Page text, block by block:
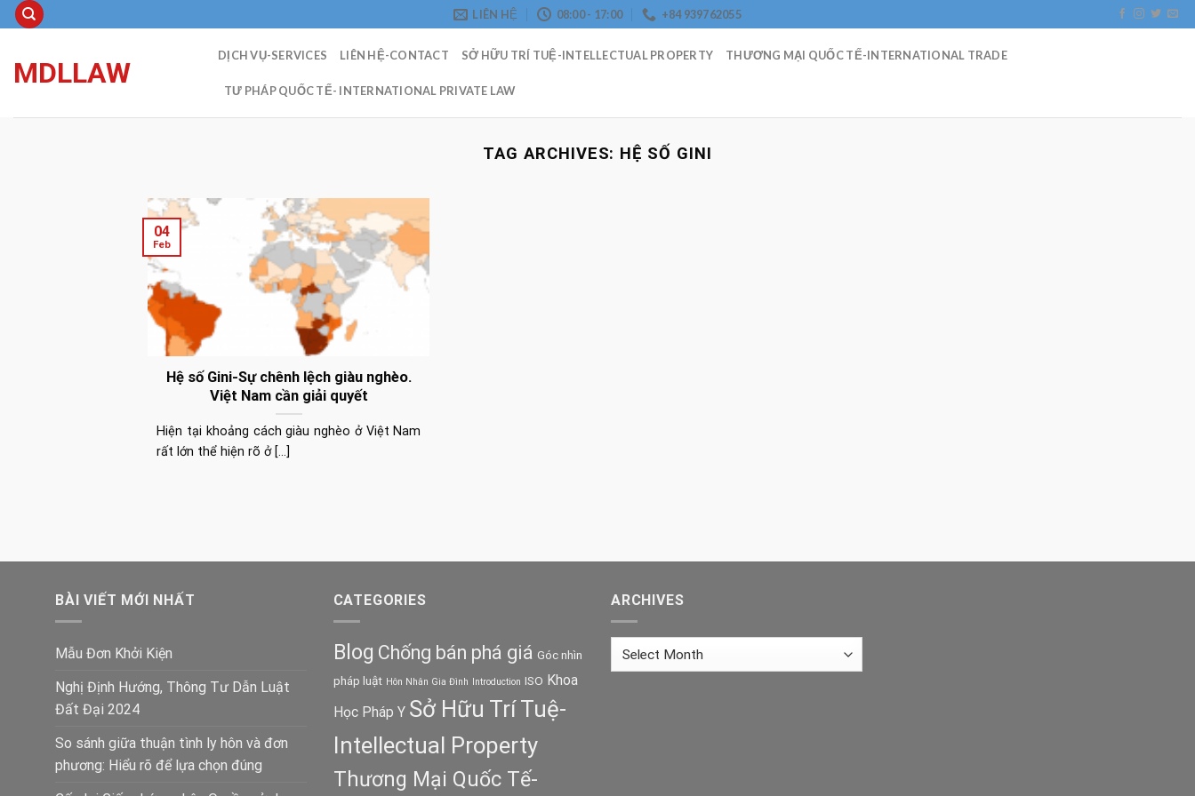
Skip
to
LIÊN HỆ 08:00 - 17:00 +84 939762055
MDLLAW
DỊCH VỤ-SERVICES LIÊN HỆ-CONTACT SỞ HỮU TRÍ TUỆ-INTELLECTUAL PROPERTY THƯƠNG MẠI QUỐC TẾ-INTERNATIONAL TRADE
TƯ PHÁP QUỐC TẾ- INTERNATIONAL PRIVATE LAW
TAG ARCHIVES: HỆ SỐ GINI
Hệ số Gini-Sự chênh lệch giàu nghèo.
Việt Nam cần giải quyết
Hiện tại khoảng cách giàu nghèo ở Việt Nam
rất lớn thể hiện rõ ở [...]
04
Feb
BÀI VIẾT MỚI NHẤT
Mẫu Đơn Khởi Kiện
Nghị Định Hướng, Thông Tư Dẫn Luật
Đất Đại 2024
So sánh giữa thuận tình ly hôn và đơn
phương: Hiểu rõ để lựa chọn đúng
CATEGORIES
Blog Chống bán phá giá Góc nhìn
pháp luật Hôn Nhân Gia Đình Introduction ISO Khoa
Học Pháp Y Sở Hữu Trí Tuệ-
Intellectual Property
Thương Mại Quốc Tế-
ARCHIVES
Archives